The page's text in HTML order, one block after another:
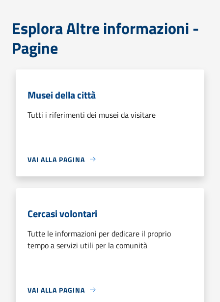
Esplora Altre informazioni -
Pagine
Musei della città
Tutti i riferimenti dei musei da visitare
VAI ALLA PAGINA
Cercasi volontari
Tutte le informazioni per dedicare il proprio
tempo a servizi utili per la comunità
VAI ALLA PAGINA